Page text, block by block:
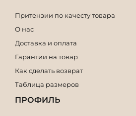
Притензии по качесту товара
О нас
Доставка и оплата
Гарантии на товар
Как сделать возврат
Таблица размеров
ПРОФИЛЬ